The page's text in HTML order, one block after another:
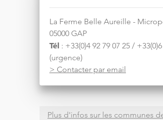
La Ferme Belle Aureille -
05000 GAP
Tél : +33(0)4 92 79 07 25 /
(urgence)
> Contacter par email
Plus d'infos sur les communes